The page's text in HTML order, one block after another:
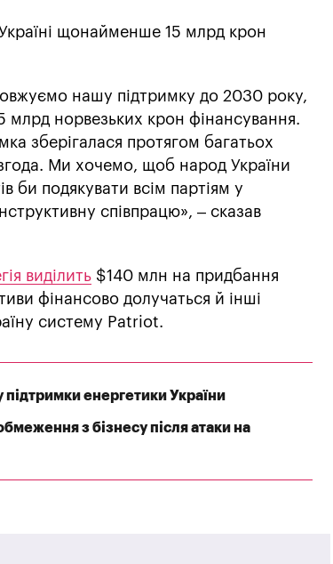
щонайменше 15 млрд крон
нашу підтримку до 2030 року,
норвезьких крон фінансування.
зберігалася протягом багатьох
Ми хочемо, щоб народ України
би подякувати всім партіям у
співпрацю», – сказав
виділить $140 млн на придбання
фінансово долучаться й інші
систему Patriot.
підтримки енергетики України
з бізнесу після атаки на